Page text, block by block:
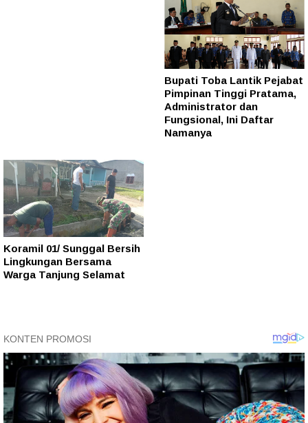
Bupati Toba Lantik Pejabat
Pimpinan Tinggi Pratama,
Administrator dan
Fungsional, Ini Daftar
Namanya
Koramil 01/ Sunggal Bersih
Lingkungan Bersama
Warga Tanjung Selamat